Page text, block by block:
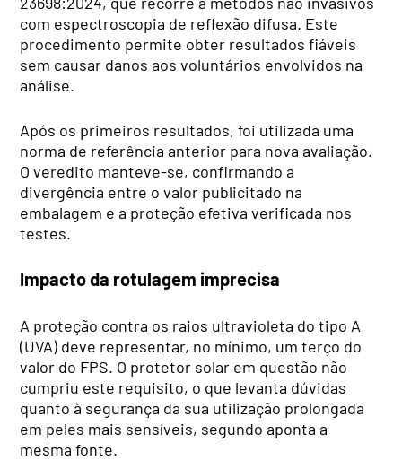
com espectroscopia de reflexão difusa. Este
procedimento permite obter resultados fiáveis
sem causar danos aos voluntários envolvidos na
análise.
Após os primeiros resultados, foi utilizada uma
norma de referência anterior para nova avaliação.
O veredito manteve-se, confirmando a
divergência entre o valor publicitado na
embalagem e a proteção efetiva verificada nos
testes.
Impacto da rotulagem imprecisa
A proteção contra os raios ultravioleta do tipo A
(UVA) deve representar, no mínimo, um terço do
valor do FPS. O protetor solar em questão não
cumpriu este requisito, o que levanta dúvidas
quanto à segurança da sua utilização prolongada
em peles mais sensíveis, segundo aponta a
mesma fonte.